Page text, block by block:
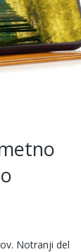
Notranji del